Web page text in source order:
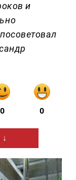
и
0 0